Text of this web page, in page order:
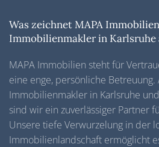
Was zeichnet MAPA
Immobilienmakler in Karlsruhe
MAPA Immobilien steht für
eine enge, persönliche
Immobilienmakler in Karlsruhe
sind wir ein zuverlässiger Partner
Unsere tiefe Verwurzelung in der
Immobilienlandschaft ermöglicht